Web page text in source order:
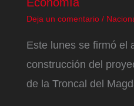
Deja un comentario /
Este lunes se firmó el
construcción del
de la Troncal del